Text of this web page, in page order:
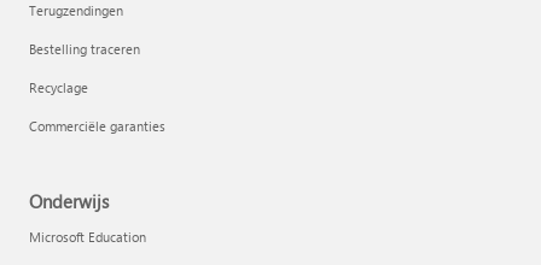
Terugzendingen
Bestelling traceren
Recyclage
Commerciële garanties
Onderwijs
Microsoft Education